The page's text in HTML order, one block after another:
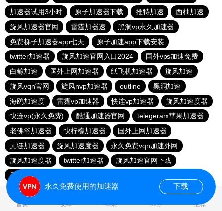
加速器试用3小时
原子加速器下载 推特加速
西柚加速
旋风加速器官网
雷霆加器速
黑洞vp永久加速器
免费梯子加速器app七天
原子加速app下载安装
twitter加速器
旋风加速官网入口2024
国外vps加速免费
白鲸加速
国外上网加速器 纸飞机加速器
旋风加速
旋风vqn官网
旋风nvp加速器 outline
黑洞加速
海鸥加速度
雷霆vp加速器 快连vp加速器
旋风加速度器
快连vp(永久免费)
酷通加速器官网
telegeram苹果加速器
老佛爷加速器
快柠檬加速器
国外上网加速器
元链加速器
旋风加速度器
永久免费vqn加速外网
旋风加速度器
twitter加速器
旋风加速官网下载
黑洞海外npv加速梯子
首页 安卓 苹果 排行 推荐
永久免费使用的加速器 下载
0.016564s